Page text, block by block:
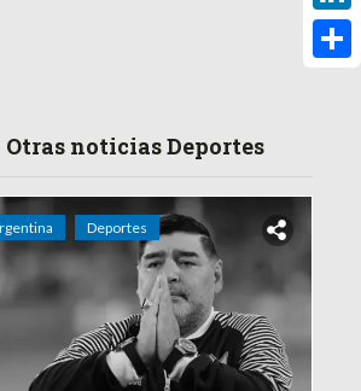
Otras noticias Deportes
Deportes